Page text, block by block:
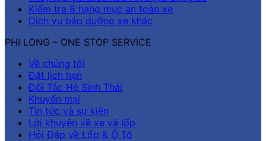
Kiểm tra 8 hạng mục an toàn xe
Dịch vụ bảo dưỡng xe khác
PHI LONG – ONE STOP SERVICE
Về chúng tôi
Đặt lịch hẹn
Đối Tác Hệ Sinh Thái
Khuyến mại
Tin tức và sự kiện
Lời khuyên về xe và lốp
Hỏi Đáp về Lốp & Ô Tô